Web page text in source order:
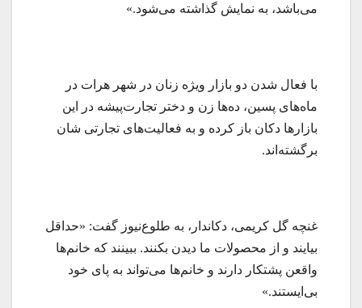
می‌باشد، به نمایش گذاشته می‌شود.»
با فعال شدن دو بازار ویژه زنان در شهر هرات در
ماه‌های پسین، ده‌ها زن و دختر تجارت‌پیشه در این
بازارها دکان باز کرده و به فعالیت‌های تجارتی شان
برگشته‌اند.
غنچه گل کریمی، دکاندار، به طلوع‌نیوز گفت: «حداقل
بیایند و از محصولات ما دیدن بکنند. ببینند که خانم‌ها
واقعن پشتکار دارند و خانم‌ها می‌تواند به پای خود
بی‌ایستند.»